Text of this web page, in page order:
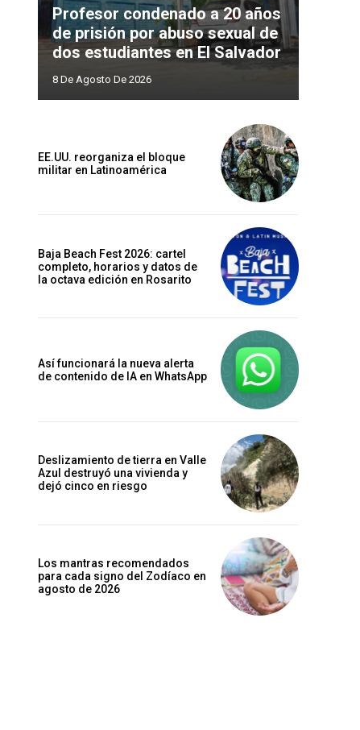
Profesor condenado a 20 años
de prisión por abuso sexual de
dos estudiantes en El Salvador
8 De Agosto De 2026
EE.UU. reorganiza el bloque
militar en Latinoamérica
Baja Beach Fest 2026: cartel
completo, horarios y datos de
la octava edición en Rosarito
Así funcionará la nueva alerta
de contenido de IA en WhatsApp
Deslizamiento de tierra en Valle
Azul destruyó una vivienda y
dejó cinco en riesgo
Los mantras recomendados
para cada signo del Zodíaco en
agosto de 2026